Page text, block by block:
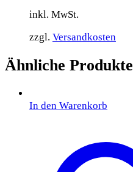
inkl. MwSt.
zzgl. Versandkosten
Ähnliche Produkte
In den Warenkorb